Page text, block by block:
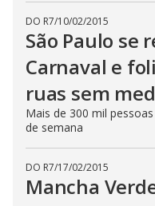
DO R7/10/02/2015
São Paulo se
Carnaval e
ruas sem
Mais de 300 mil
de semana
DO R7/17/02/2015
Mancha